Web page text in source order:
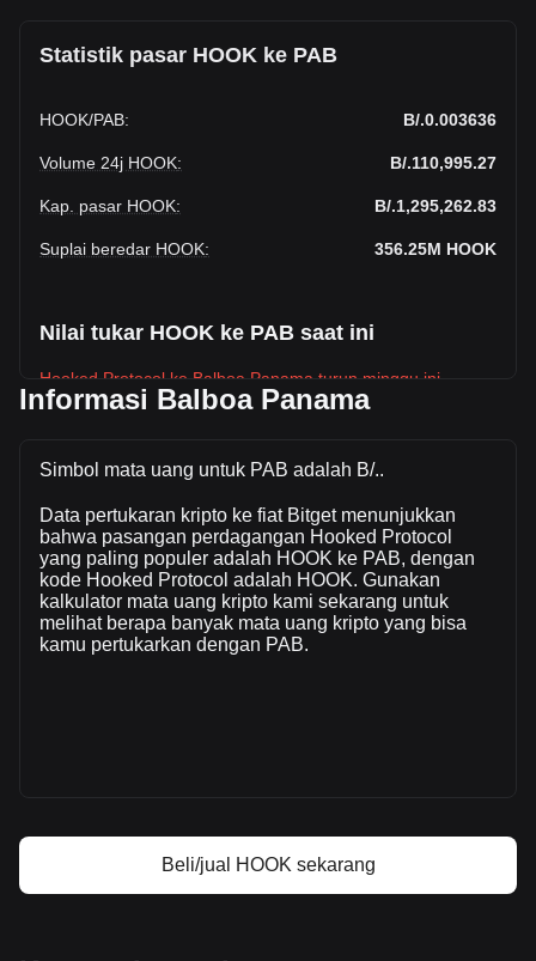
Statistik pasar HOOK ke PAB
HOOK/PAB: B/.0.003636
Volume 24j HOOK: B/.110,995.27
Kap. pasar HOOK: B/.1,295,262.83
Suplai beredar HOOK: 356.25M HOOK
Nilai tukar HOOK ke PAB saat ini
Hooked Protocol ke Balboa Panama turun minggu ini.
B/.1,295,262.83 PAB berdasarkan suplai beredar sebanyak
Protocol telah berubah -3.10% (B/.-3,546.32 PAB) dalam 24
jam terakhir. Pada hari perdagangan terakhir, volume
perdagangan HOOK adalah B/.114,541.59.
Info lebih lanjut tentang Hooked Protocol di
Bitget
Informasi Balboa Panama
Simbol mata uang untuk PAB adalah B/..
Data pertukaran kripto ke fiat Bitget menunjukkan
bahwa pasangan perdagangan Hooked Protocol
yang paling populer adalah HOOK ke PAB, dengan
kode Hooked Protocol adalah HOOK. Gunakan
kalkulator mata uang kripto kami sekarang untuk
melihat berapa banyak mata uang kripto yang bisa
kamu pertukarkan dengan PAB.
Beli/jual HOOK sekarang